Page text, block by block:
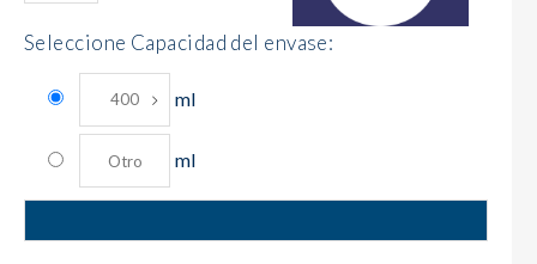
Seleccione Capacidad del envase:
ml
ml